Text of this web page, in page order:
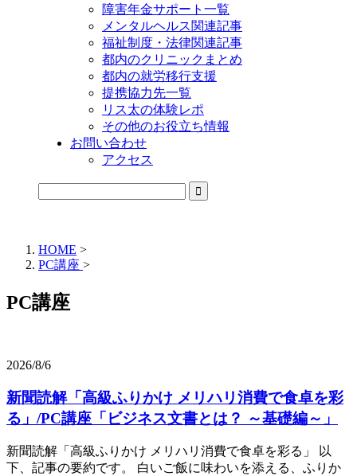
障害年金サポート一覧
メンタルヘルス関連記事
福祉制度・法律関連記事
都内のクリニックまとめ
都内の就労移行支援
提携協力先一覧
リス太の体験レポ
その他のお役立ち情報
お問い合わせ
アクセス
HOME >
PC講座 >
PC講座
2026/8/6
新聞読解「高級ふりかけ メリハリ消費で食卓を彩
る」/PC講座「ビジネス文書とは？ ～基礎編～」
新聞読解「高級ふりかけ メリハリ消費で食卓を彩る」 以
下、記事の要約です。 白いご飯に味わいを添える、ふりか